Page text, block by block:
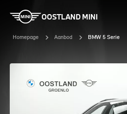
OOSTLAND MINI
Homepage Aanbod BMW 5 Serie